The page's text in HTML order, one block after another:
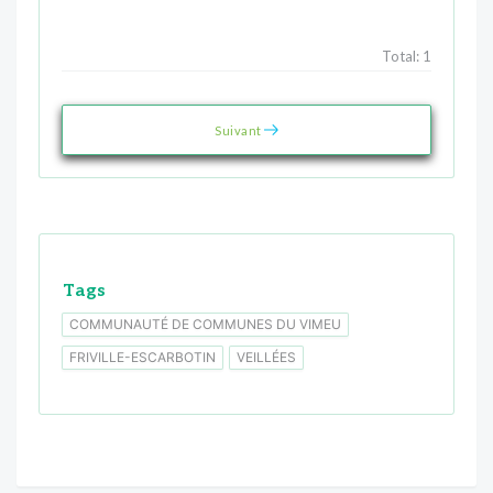
Total: 1
Suivant
Tags
COMMUNAUTÉ DE COMMUNES DU VIMEU
FRIVILLE-ESCARBOTIN
VEILLÉES